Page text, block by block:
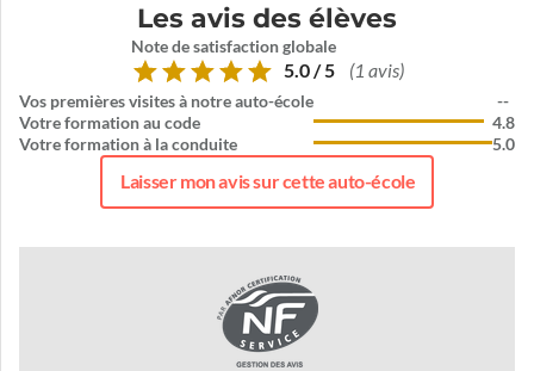
Les avis des élèves
Note de satisfaction globale
5.0 / 5 (1 avis)
Vos premières visites à notre auto-école
Votre formation au code
Votre formation à la conduite
--
4.8
5.0
Laisser mon avis sur cette auto-école